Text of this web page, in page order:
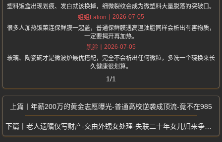
塑料饭盒出现划痕、发白就该换掉，细微裂纹会成为微塑料大量脱落的突破口。
姐姐Lalion
2026-07-05
很多人加热饭菜连保鲜膜一起盖，普通保鲜膜遇高温油脂同样会析出有害物质，
一定要揭开再加热。
黑脸
2026-07-05
玻璃、陶瓷碗才是微波炉最优搭配，完全不会析出任何微粒，多洗一个碗换来长
久健康很划算。
1/1
年薪200万的黄金志愿曝光-普通高校逆袭成顶流-竟不在985
老人遗嘱仅写财产-交由外甥女处理-失联二十年女儿归来争夺房产引再审